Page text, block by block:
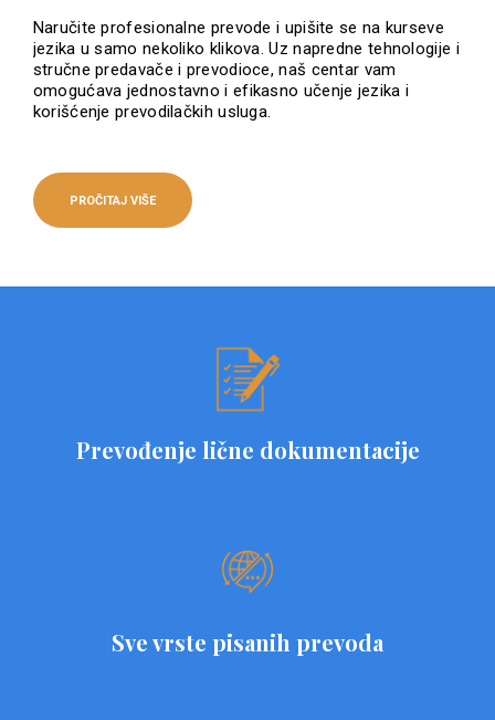
Naručite profesionalne prevode i upišite se na kurseve
jezika u samo nekoliko klikova. Uz napredne tehnologije i
stručne predavače i prevodioce, naš centar vam
omogućava jednostavno i efikasno učenje jezika i
korišćenje prevodilačkih usluga.
PROČITAJ VIŠE
Prevođenje lične dokumentacije
Sve vrste pisanih prevoda